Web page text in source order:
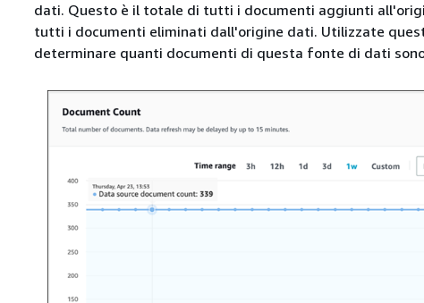
dati. Questo è il totale di tutti i documenti aggiunti
tutti i documenti eliminati dall'origine dati. Utilizzate
determinare quanti documenti di questa fonte di dati